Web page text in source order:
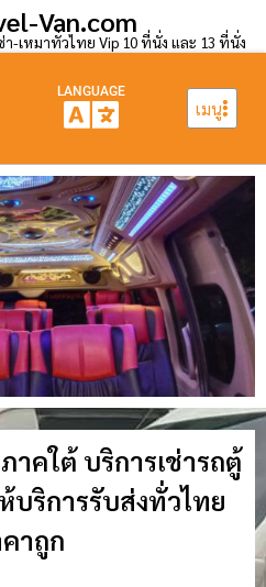
Van.com
า-เหมาทั่วไทย Vip 10 ที่นั่ง และ 13 ที่นั่ง
เมนู
LANGUAGE
คใต้ บริการเช่ารถตู้
บริการรับส่งทั่วไทย
าถูก